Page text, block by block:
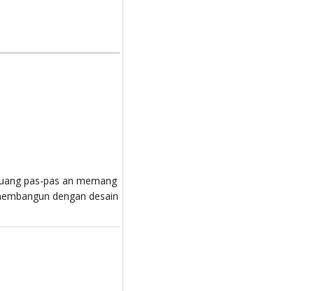
pas-pas an memang
dengan desain